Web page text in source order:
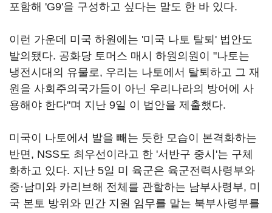
포함해 'G9'을 구성하고 싶다는 말도 한 바 있다.
이런 가운데 미국 하원에는 '미국 나토 탈퇴' 법안도
발의됐다. 공화당 토머스 매시 하원의원이 "나토는
냉전시대의 유물로, 우리는 나토에서 탈퇴하고 그 재
원을 사회주의국가들이 아닌 우리나라의 방어에 사
용해야 한다"며 지난 9일 이 법안을 제출했다.
미국이 나토에서 발을 빼는 듯한 모습이 본격화하는
반면, NSS도 최우선이라고 한 '서반구 중시'는 구체
화하고 있다. 지난 5일 미 육군은 육군전력사령부와
중·남미와 카리브해 전체를 관할하는 남부사령부, 미
국 본토 방위와 민간 지원 임무를 맡는 북부사령부를